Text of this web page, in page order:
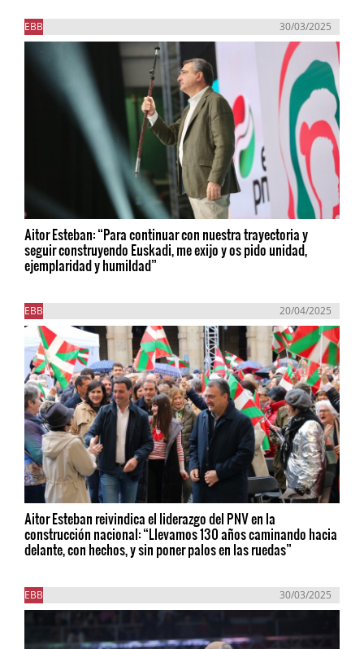
EBB 30/03/2025
Aitor Esteban: “Para continuar con nuestra trayectoria y
seguir construyendo Euskadi, me exijo y os pido unidad,
ejemplaridad y humildad”
EBB 20/04/2025
Aitor Esteban reivindica el liderazgo del PNV en la
construcción nacional: “Llevamos 130 años caminando hacia
delante, con hechos, y sin poner palos en las ruedas”
EBB 30/03/2025